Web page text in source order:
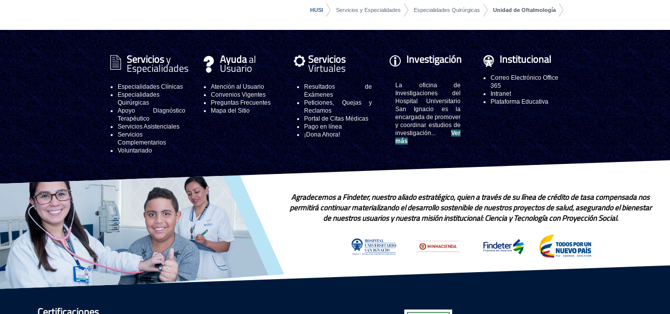
HUSI Servicios y Especialidades Especialidades Quirúrgicas Unidad de Oftalmología
Serviciosy
Especialidades
Especialidades Clínicas
Especialidades
Quirúrgicas
Apoyo Diagnóstico
Terapéutico
Servicios Asistenciales
Servicios
Complementarios
Voluntariado
Ayudaal
Usuario
Atención al Usuario
Convenios Vigentes
Preguntas Frecuentes
Mapa del Sitio
Servicios
Virtuales
Resultados de
Exámenes
Peticiones, Quejas y
Reclamos
Portal de Citas Médicas
Pago en línea
¡Dona Ahora!
Investigación
La oficina de
Investigaciones del
Hospital Universitario
San Ignacio es la
encargada de promover
y coordinar estudios de
investigación... Ver
más
Institucional
Correo Electrónico Office
365
Intranet
Plataforma Educativa
Agradecemos a Findeter, nuestro aliado estratégico, quien a través de su línea de crédito de tasa compensada nos
permitirá continuar materializando el desarrollo sostenible de nuestros proyectos de salud, asegurando el bienestar
de nuestros usuarios y nuestra misión institucional: Ciencia y Tecnología con Proyección Social.